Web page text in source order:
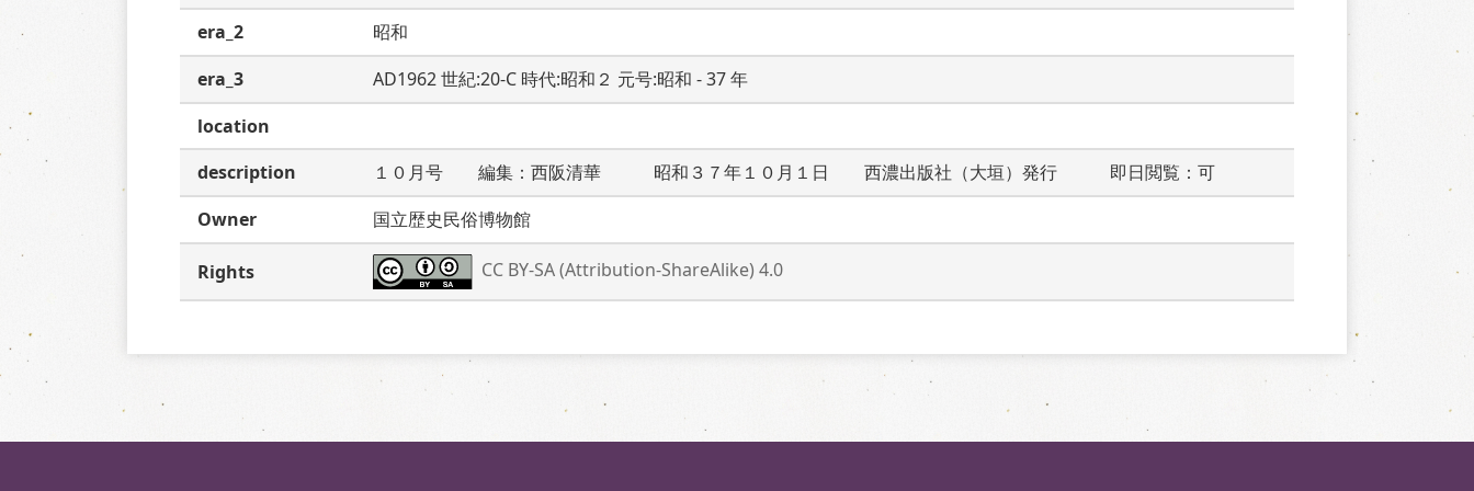
era_2
昭和
era_3
AD1962 世紀:20-C 時代:昭和２ 元号:昭和 - 37 年
location
description
１０月号　　編集：西阪清華　　　昭和３７年１０月１日　　西濃出版社（大垣）発行　　　即日閲覧：可
Owner
国立歴史民俗博物館
Rights CC BY-SA (Attribution-ShareAlike) 4.0